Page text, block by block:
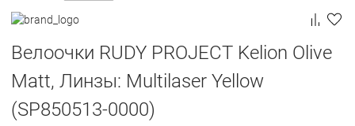
Велоочки RUDY PROJECT Kelion Olive
Matt, Линзы: Multilaser Yellow
(SP850513-0000)